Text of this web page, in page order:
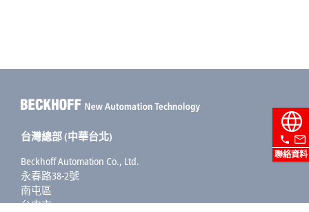
聯絡資料
台灣總部 (中華台北)
Beckhoff Automation Co., Ltd.
永春路38-2號
南屯區
台中市